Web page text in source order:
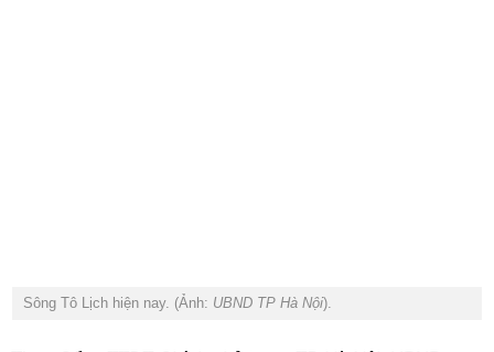
Sông Tô Lịch hiện nay. (Ảnh: UBND TP Hà Nội).